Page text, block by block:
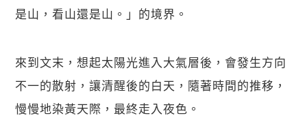
是山，看山還是山。」的境界。
來到文末，想起太陽光進入大氣層後，會發生方向
不一的散射，讓清醒後的白天，隨著時間的推移，
慢慢地染黃天際，最終走入夜色。